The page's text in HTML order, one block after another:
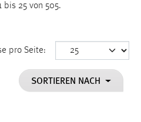
bis 25 von 505.
pro Seite:
SORTIEREN NACH
ausgewählten Einverständnis-